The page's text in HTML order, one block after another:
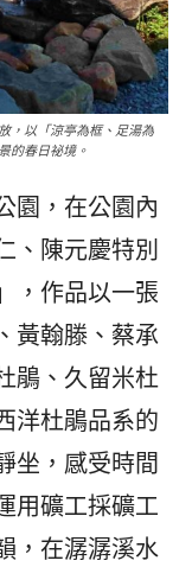
，以「涼亭為框、足湯為
的春日祕境。
園，在公園內
、陳元慶特別
，作品以一張
黃翰滕、蔡承
鵑、久留米杜
洋杜鵑品系的
坐，感受時間
用礦工採礦工
，在潺潺溪水